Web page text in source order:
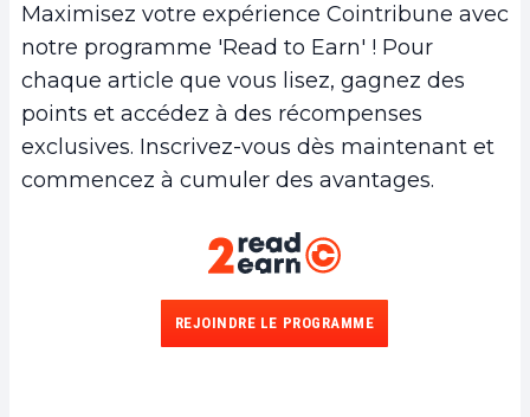
Maximisez votre expérience Cointribune avec
notre programme 'Read to Earn' ! Pour
chaque article que vous lisez, gagnez des
points et accédez à des récompenses
exclusives. Inscrivez-vous dès maintenant et
commencez à cumuler des avantages.
REJOINDRE LE PROGRAMME